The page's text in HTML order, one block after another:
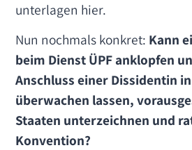
unterlagen hier.
Nun nochmals konkret: Kann
beim Dienst ÜPF anklopfen
Anschluss einer Dissidentin
überwachen lassen,
Staaten unterzeichnen und
Konvention?